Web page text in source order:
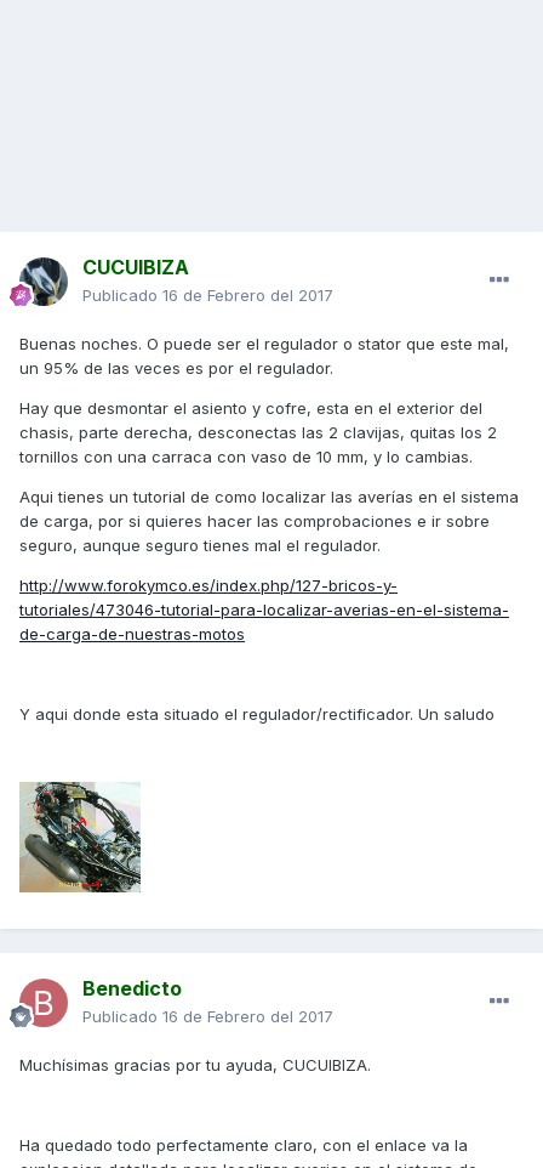
CUCUIBIZA
Publicado 16 de Febrero del 2017
Buenas noches. O puede ser el regulador o stator que este mal,
un 95% de las veces es por el regulador.
Hay que desmontar el asiento y cofre, esta en el exterior del
chasis, parte derecha, desconectas las 2 clavijas, quitas los 2
tornillos con una carraca con vaso de 10 mm, y lo cambias.
Aqui tienes un tutorial de como localizar las averías en el sistema
de carga, por si quieres hacer las comprobaciones e ir sobre
seguro, aunque seguro tienes mal el regulador.
http://www.forokymco.es/index.php/127-bricos-y-
tutoriales/473046-tutorial-para-localizar-averias-en-el-sistema-
de-carga-de-nuestras-motos
Y aqui donde esta situado el regulador/rectificador. Un saludo
Benedicto
Publicado 16 de Febrero del 2017
Muchísimas gracias por tu ayuda, CUCUIBIZA.
Ha quedado todo perfectamente claro, con el enlace va la